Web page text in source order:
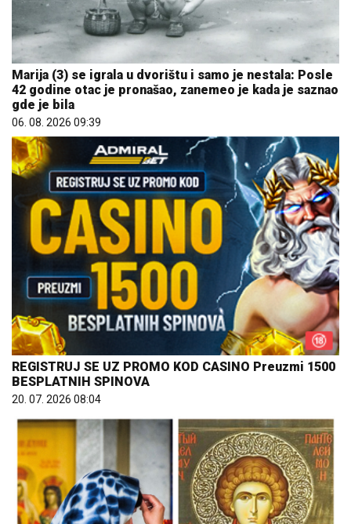
Marija (3) se igrala u dvorištu i samo je nestala: Posle
42 godine otac je pronašao, zanemeo je kada je saznao
gde je bila
06. 08. 2026 09:39
REGISTRUJ SE UZ PROMO KOD CASINO Preuzmi 1500
BESPLATNIH SPINOVA
20. 07. 2026 08:04